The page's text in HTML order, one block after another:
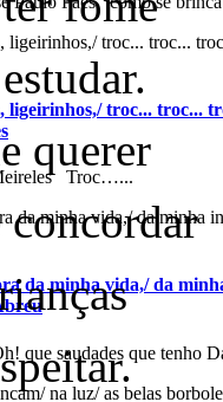
troc... troc...
Troc…...
da minha vida,/ da
que saudades que tenho
querer
concordar